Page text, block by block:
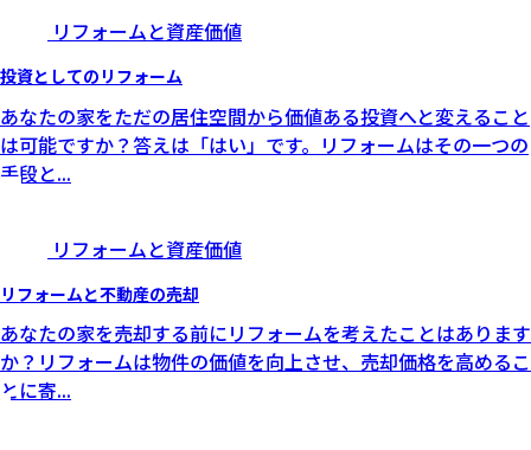
リフォームと資産価値
投資としてのリフォーム
あなたの家をただの居住空間から価値ある投資へと変えること
は可能ですか？答えは「はい」です。リフォームはその一つの
手段と...
リフォームと資産価値
リフォームと不動産の売却
あなたの家を売却する前にリフォームを考えたことはあります
か？リフォームは物件の価値を向上させ、売却価格を高めるこ
とに寄...